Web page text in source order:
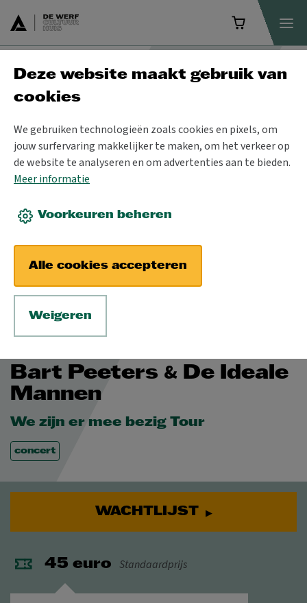
Programma
ZA 13 FEB 2027-ZO 14 FEB 2027
Bart Peeters & De Ideale
Mannen
We zijn er mee bezig Tour
concert
WACHTLIJST
45 euro Standaardprijs
Deze website maakt gebruik van
cookies
We gebruiken technologieën zoals cookies en pixels, om
jouw surfervaring makkelijker te maken, om het verkeer op
de website te analyseren en om advertenties aan te bieden.
Meer informatie
Voorkeuren beheren
Alle cookies accepteren
Weigeren